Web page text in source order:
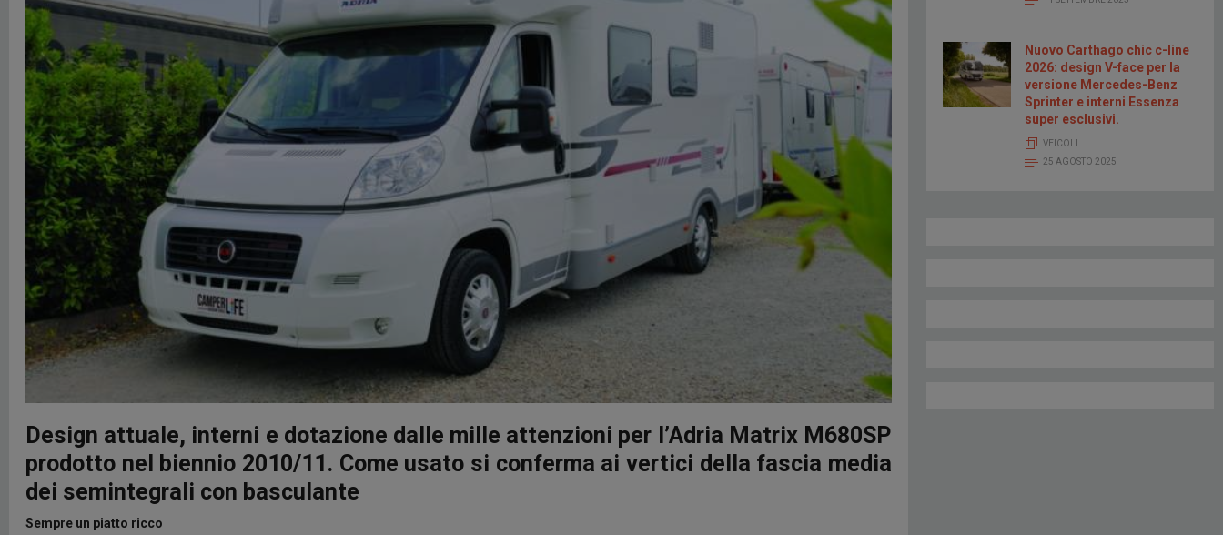
Design attuale, interni e dotazione dalle mille attenzioni per l’Adria Matrix M680SP
prodotto nel biennio 2010/11. Come usato si conferma ai vertici della fascia media
dei semintegrali con basculante
Sempre un piatto ricco
Nuovo Carthago chic c-line
2026: design V-face per la
versione Mercedes-Benz
Sprinter e interni Essenza
super esclusivi.
VEICOLI
25 AGOSTO 2025